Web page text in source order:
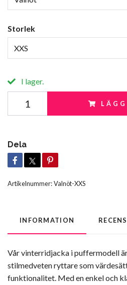
Storlek
XXS
I lager.
Dela
Artikelnummer:Valnöt-XXS
INFORMATION
Vår vinterridjacka i puffermodell
stilmedveten ryttare som
funktionalitet. Med en enkel och